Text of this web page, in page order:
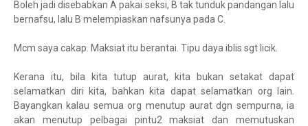
Boleh jadi disebabkan A pakai seksi, B tak tunduk pandangan lalu
bernafsu, lalu B melempiaskan nafsunya pada C.
Mcm saya cakap. Maksiat itu berantai. Tipu daya iblis sgt licik.
Kerana itu, bila kita tutup aurat, kita bukan setakat dapat
selamatkan diri kita, bahkan kita dapat selamatkan org lain.
Bayangkan kalau semua org menutup aurat dgn sempurna, ia
akan menutup pelbagai pintu2 maksiat dan memutuskan